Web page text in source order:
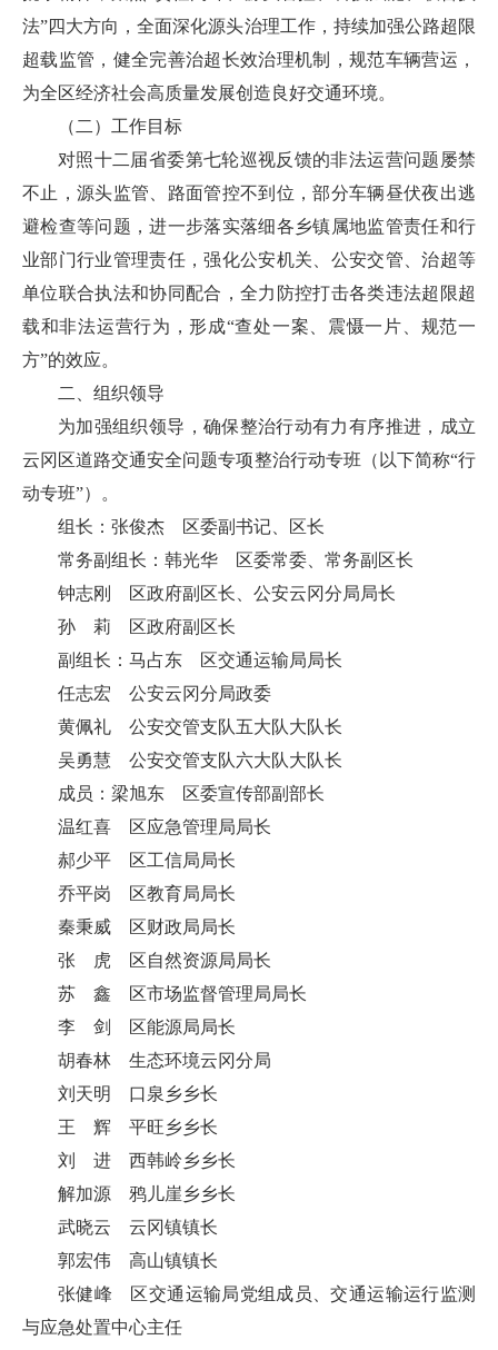
法”四大方向，全面深化源头治理工作，持续加强公路超限
超载监管，健全完善治超长效治理机制，规范车辆营运，
为全区经济社会高质量发展创造良好交通环境。
（二）工作目标
对照十二届省委第七轮巡视反馈的非法运营问题屡禁
不止，源头监管、路面管控不到位，部分车辆昼伏夜出逃
避检查等问题，进一步落实落细各乡镇属地监管责任和行
业部门行业管理责任，强化公安机关、公安交管、治超等
单位联合执法和协同配合，全力防控打击各类违法超限超
载和非法运营行为，形成“查处一案、震慑一片、规范一
方”的效应。
二、组织领导
为加强组织领导，确保整治行动有力有序推进，成立
云冈区道路交通安全问题专项整治行动专班（以下简称“行
动专班”）。
组长：张俊杰 区委副书记、区长
常务副组长：韩光华 区委常委、常务副区长
钟志刚 区政府副区长、公安云冈分局局长
孙 莉 区政府副区长
副组长：马占东 区交通运输局局长
任志宏 公安云冈分局政委
黄佩礼 公安交管支队五大队大队长
吴勇慧 公安交管支队六大队大队长
成员：梁旭东 区委宣传部副部长
温红喜 区应急管理局局长
郝少平 区工信局局长
乔平岗 区教育局局长
秦秉威 区财政局局长
张 虎 区自然资源局局长
苏 鑫 区市场监督管理局局长
李 剑 区能源局局长
胡春林 生态环境云冈分局
刘天明 口泉乡乡长
王 辉 平旺乡乡长
刘 进 西韩岭乡乡长
解加源 鸦儿崖乡乡长
武晓云 云冈镇镇长
郭宏伟 高山镇镇长
张健峰 区交通运输局党组成员、交通运输运行监测
与应急处置中心主任